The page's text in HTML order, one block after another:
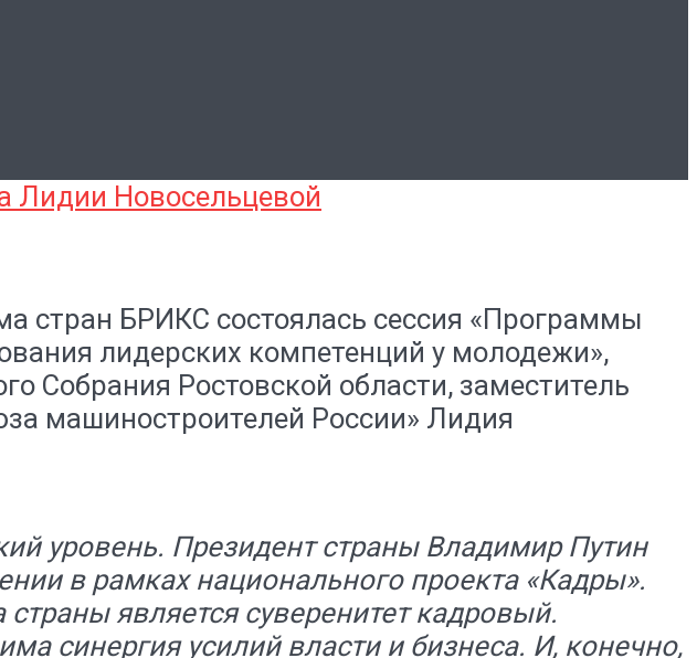
стран БРИКС состоялась сессия «Программы
лидерских компетенций у молодежи»,
Собрания Ростовской области, заместитель
машиностроителей России» Лидия
уровень. Президент страны Владимир Путин
в рамках национального проекта «Кадры».
является суверенитет кадровый.
синергия усилий власти и бизнеса. И, конечно,